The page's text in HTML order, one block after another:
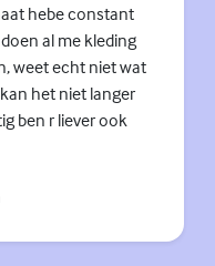
hebe constant
al me kleding
weet echt niet wat
het niet langer
ben r liever ook